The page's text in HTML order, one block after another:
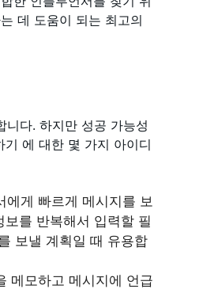
데 도움이 되는 최고의
니다. 하지만 성공 가능성
에 대한 몇 가지 아이디
에게 빠르게 메시지를 보
를 반복해서 입력할 필
보낼 계획일 때 유용합
메모하고 메시지에 언급